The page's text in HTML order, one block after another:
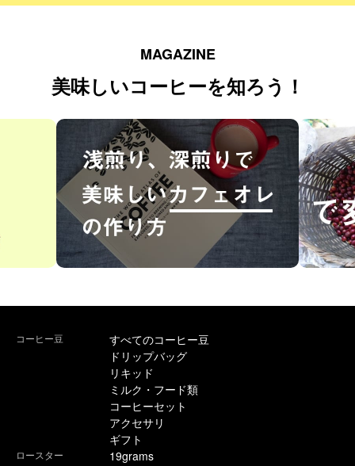
MAGAZINE
美味しいコーヒーを知ろう！
コーヒー豆
すべてのコーヒー豆
ドリップバッグ
リキッド
ミルク・フード類
コーヒーセット
アクセサリ
ギフト
ロースター
19grams